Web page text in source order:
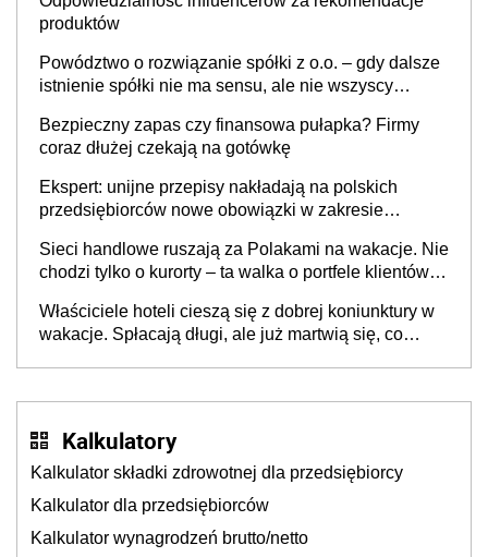
produktów
Powództwo o rozwiązanie spółki z o.o. – gdy dalsze
istnienie spółki nie ma sensu, ale nie wszyscy
Bezpieczny zapas czy finansowa pułapka? Firmy
coraz dłużej czekają na gotówkę
Ekspert: unijne przepisy nakładają na polskich
przedsiębiorców nowe obowiązki w zakresie
Sieci handlowe ruszają za Polakami na wakacje. Nie
chodzi tylko o kurorty – ta walka o portfele klientów
cichu
Właściciele hoteli cieszą się z dobrej koniunktury w
wakacje. Spłacają długi, ale już martwią się, co
Kalkulatory
Kalkulator składki zdrowotnej dla przedsiębiorcy
Kalkulator dla przedsiębiorców
Kalkulator wynagrodzeń brutto/netto